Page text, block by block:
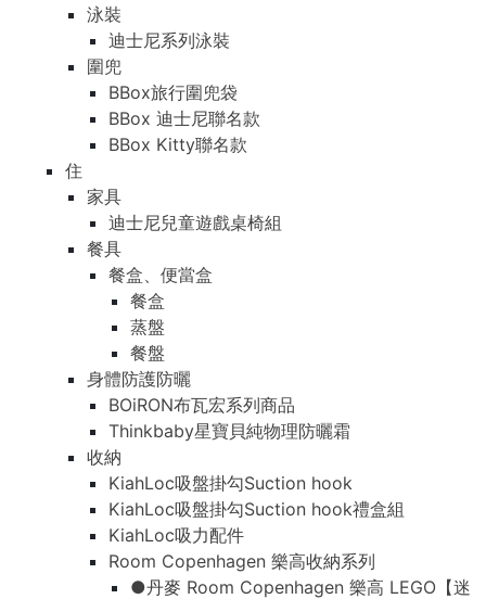
泳裝
迪士尼系列泳裝
圍兜
BBox旅行圍兜袋
BBox 迪士尼聯名款
BBox Kitty聯名款
住
家具
迪士尼兒童遊戲桌椅組
餐具
餐盒、便當盒
餐盒
蒸盤
餐盤
身體防護防曬
BOiRON布瓦宏系列商品
Thinkbaby星寶貝純物理防曬霜
收納
KiahLoc吸盤掛勾Suction hook
KiahLoc吸盤掛勾Suction hook禮盒組
KiahLoc吸力配件
Room Copenhagen 樂高收納系列
●丹麥 Room Copenhagen 樂高 LEGO【迷